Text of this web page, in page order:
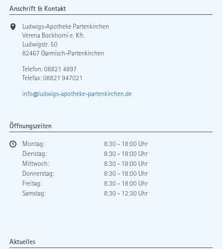
Anschrift & Kontakt
Ludwigs-Apotheke Partenkirchen
Verena Bockhorni e. Kfr.
Ludwigstr. 50
82467 Garmisch-Partenkirchen
Telefon:08821 4897
Telefax: 08821 947021
info@ludwigs-apotheke-partenkirchen.de
Öffnungszeiten
Montag:
8:30 - 18:00 Uhr
Dienstag:
8:30 - 18:00 Uhr
Mittwoch:
8:30 - 18:00 Uhr
Donnerstag:
8:30 - 18:00 Uhr
Freitag:
8:30 - 18:00 Uhr
Samstag:
8:30 - 12:30 Uhr
Aktuelles